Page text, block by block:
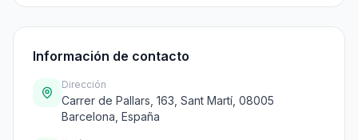
Información de contacto
Dirección
Carrer de Pallars, 163, Sant Martí, 08005
Barcelona, España